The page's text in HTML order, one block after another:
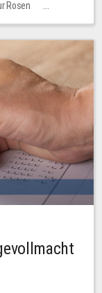
Rosen